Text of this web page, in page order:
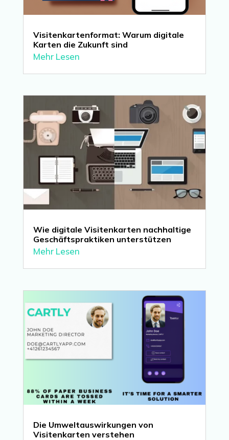
Visitenkartenformat: Warum digitale
Karten die Zukunft sind
Mehr Lesen
Wie digitale Visitenkarten nachhaltige
Geschäftspraktiken unterstützen
Mehr Lesen
Die Umweltauswirkungen von
Visitenkarten verstehen